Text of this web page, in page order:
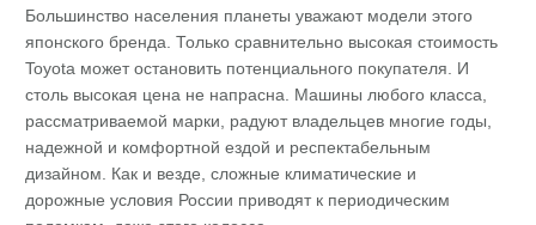
Большинство населения планеты уважают модели этого
японского бренда. Только сравнительно высокая стоимость
Toyota может остановить потенциального покупателя. И
столь высокая цена не напрасна. Машины любого класса,
рассматриваемой марки, радуют владельцев многие годы,
надежной и комфортной ездой и респектабельным
дизайном. Как и везде, сложные климатические и
дорожные условия России приводят к периодическим